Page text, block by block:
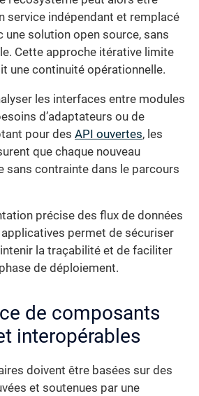
service indépendant et remplacé
une solution open source, sans
Cette approche itérative limite
une continuité opérationnelle.
les interfaces entre modules
d’adaptateurs ou de
pour des API ouvertes, les
que chaque nouveau
sans contrainte dans le parcours
précise des flux de données
permet de sécuriser
la traçabilité et de faciliter
de déploiement.
de composants
interopérables
doivent être basées sur des
et soutenues par une